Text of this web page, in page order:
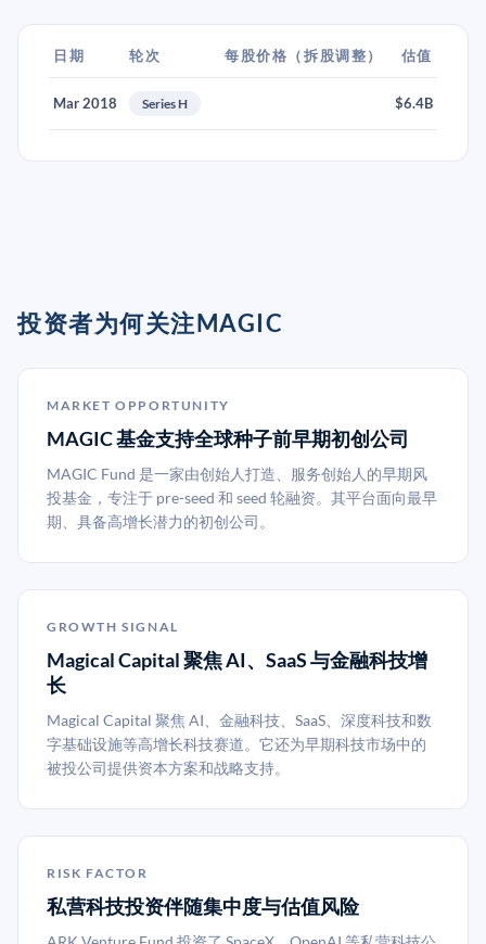
日期 轮次 每股价格（拆股调整） 估值
Mar 2018 Series H $6.4B
投资者为何关注MAGIC
MARKET OPPORTUNITY
MAGIC 基金支持全球种子前早期初创公司
MAGIC Fund 是一家由创始人打造、服务创始人的早期风
投基金，专注于 pre-seed 和 seed 轮融资。其平台面向最早
期、具备高增长潜力的初创公司。
GROWTH SIGNAL
Magical Capital 聚焦 AI、SaaS 与金融科技增
长
Magical Capital 聚焦 AI、金融科技、SaaS、深度科技和数
字基础设施等高增长科技赛道。它还为早期科技市场中的
被投公司提供资本方案和战略支持。
RISK FACTOR
私营科技投资伴随集中度与估值风险